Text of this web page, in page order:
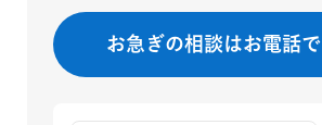
お急ぎの相談はお電話で